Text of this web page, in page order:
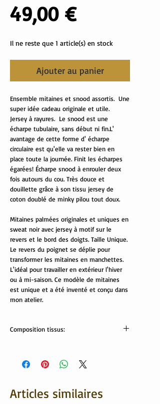
49,00 €Prix
Il ne reste que 1 article(s) en stock
Ajouter au panier
Ensemble mitaines et snood assortis. Une
super idée cadeau originale et utile.
Jersey à rayures. Le snood est une
écharpe tubulaire, sans début ni fin.L'
avantage de cette forme d' écharpe
circulaire est qu'elle va rester bien en
place toute la journée. Finit les écharpes
égarées! Écharpe snood à enrouler deux
fois autours du cou. Très douce et
douillette grâce à son tissu jersey de
coton doublé de minky pilou tout doux.
Mitaines palmées originales et uniques en
sweat noir avec jersey à motif sur le
revers et le bord des doigts. Taille Unique.
Le revers du poignet se déplie pour
transformer les mitaines en manchettes.
L'idéal pour travailler en extérieur l'hiver
ou à mi-saison. Ce modèle de mitaines
est unique et a été inventé et conçu dans
mon atelier.
Composition tissus:
sweat: 95% coton, 5% élasthanne
Articles similaires